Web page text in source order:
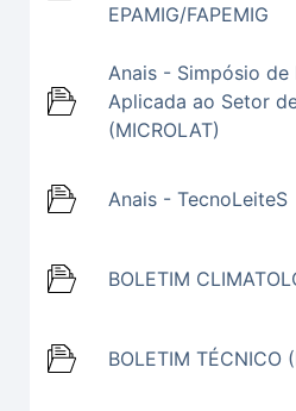
EPAMIG/FAPEMIG
Anais - Simpósio
Aplicada ao Setor
(MICROLAT)
Anais - TecnoLeiteS
BOLETIM
BOLETIM TÉCNICO